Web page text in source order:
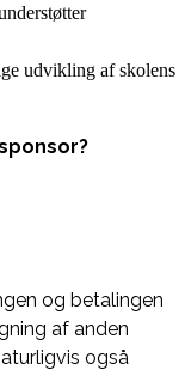
udvikling af skolens
og betalingen
af anden
også